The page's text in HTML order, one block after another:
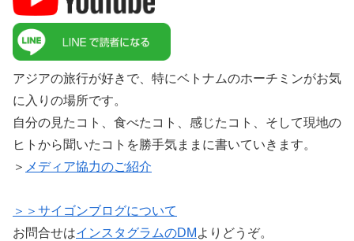
アジアの旅行が好きで、特にベトナムのホーチミンがお気
に入りの場所です。
自分の見たコト、食べたコト、感じたコト、そして現地の
ヒトから聞いたコトを勝手気ままに書いていきます。
＞ メディア協力のご紹介
＞＞サイゴンブログについて
お問合せはインスタグラムのDM よりどうぞ。